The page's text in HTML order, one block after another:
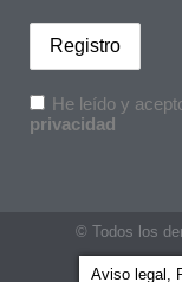
He leído y
privacidad
© Todos los
Aviso legal,